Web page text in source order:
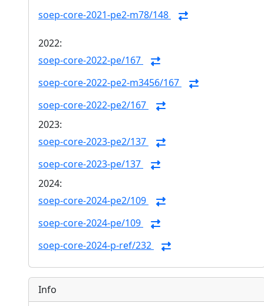
soep-core-2021-pe2-m78/148
2022:
soep-core-2022-pe/167
soep-core-2022-pe2-m3456/167
soep-core-2022-pe2/167
2023:
soep-core-2023-pe2/137
soep-core-2023-pe/137
2024:
soep-core-2024-pe2/109
soep-core-2024-pe/109
soep-core-2024-p-ref/232
Info